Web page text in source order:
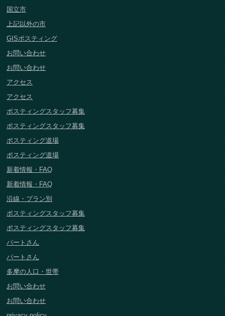
国立市
上記以外の市
GISポスティング
お問い合わせ
お問い合わせ
アクセス
アクセス
ポスティングスタッフ募集
ポスティングスタッフ募集
ポスティング道場
ポスティング道場
新着情報・FAQ
新着情報・FAQ
沿線・プラン別
ポスティングスタッフ募集
ポスティングスタッフ募集
パートさん
パートさん
多摩の人口・世帯
お問い合わせ
お問い合わせ